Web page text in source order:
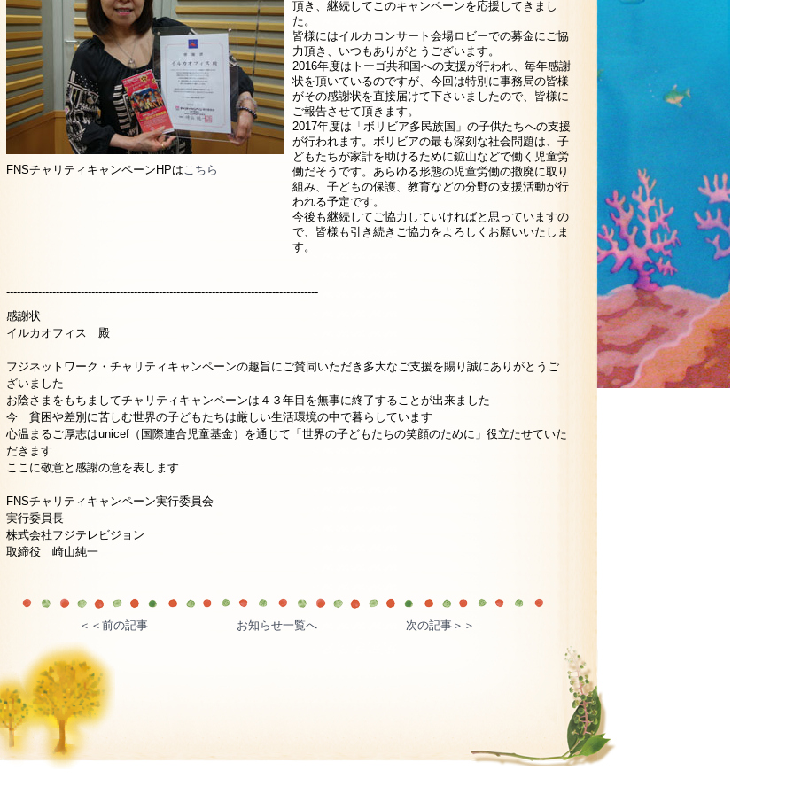
FNSチャリティキャンペーンHPはこちら
頂き、継続してこのキャンペーンを応援してきまし
た。
皆様にはイルカコンサート会場ロビーでの募金にご協
力頂き、いつもありがとうございます。
2016年度はトーゴ共和国への支援が行われ、毎年感謝
状を頂いているのですが、今回は特別に事務局の皆様
がその感謝状を直接届けて下さいましたので、皆様に
ご報告させて頂きます。
2017年度は「ボリビア多民族国」の子供たちへの支援
が行われます。ボリビアの最も深刻な社会問題は、子
どもたちが家計を助けるために鉱山などで働く児童労
働だそうです。あらゆる形態の児童労働の撤廃に取り
組み、子どもの保護、教育などの分野の支援活動が行
われる予定です。
今後も継続してご協力していければと思っていますの
で、皆様も引き続きご協力をよろしくお願いいたしま
す。
----------------------------------------------------------------------------------------
感謝状
イルカオフィス 殿
フジネットワーク・チャリティキャンペーンの趣旨にご賛同いただき多大なご支援を賜り誠にありがとうご
ざいました
お陰さまをもちましてチャリティキャンペーンは４３年目を無事に終了することが出来ました
今 貧困や差別に苦しむ世界の子どもたちは厳しい生活環境の中で暮らしています
心温まるご厚志はunicef（国際連合児童基金）を通じて「世界の子どもたちの笑顔のために」役立たせていた
だきます
ここに敬意と感謝の意を表します
FNSチャリティキャンペーン実行委員会
実行委員長
株式会社フジテレビジョン
取締役 崎山純一
＜＜前の記事 お知らせ一覧へ 次の記事＞＞